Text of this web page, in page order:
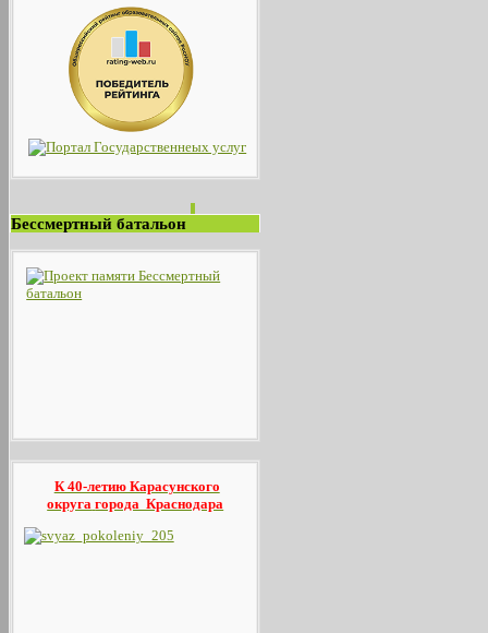
Бессмертный батальон
К 40-летию Карасунского
округа города Краснодара